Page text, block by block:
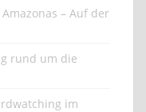
– Auf der
rund um die
im